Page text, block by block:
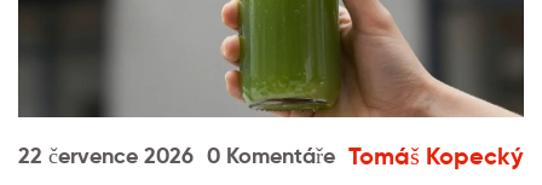
22 července 2026 0 Komentáře Tomáš Kopecký